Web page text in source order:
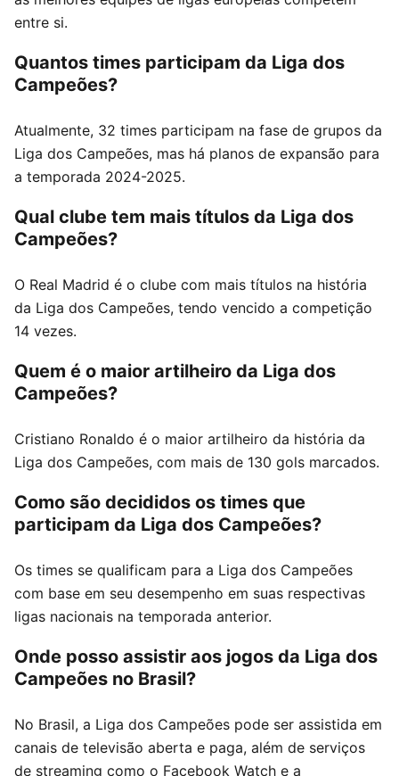
entre si.
Quantos times participam da Liga dos
Campeões?
Atualmente, 32 times participam na fase de grupos da
Liga dos Campeões, mas há planos de expansão para
a temporada 2024-2025.
Qual clube tem mais títulos da Liga dos
Campeões?
O Real Madrid é o clube com mais títulos na história
da Liga dos Campeões, tendo vencido a competição
14 vezes.
Quem é o maior artilheiro da Liga dos
Campeões?
Cristiano Ronaldo é o maior artilheiro da história da
Liga dos Campeões, com mais de 130 gols marcados.
Como são decididos os times que
participam da Liga dos Campeões?
Os times se qualificam para a Liga dos Campeões
com base em seu desempenho em suas respectivas
ligas nacionais na temporada anterior.
Onde posso assistir aos jogos da Liga dos
Campeões no Brasil?
No Brasil, a Liga dos Campeões pode ser assistida em
canais de televisão aberta e paga, além de serviços
de streaming como o Facebook Watch e a